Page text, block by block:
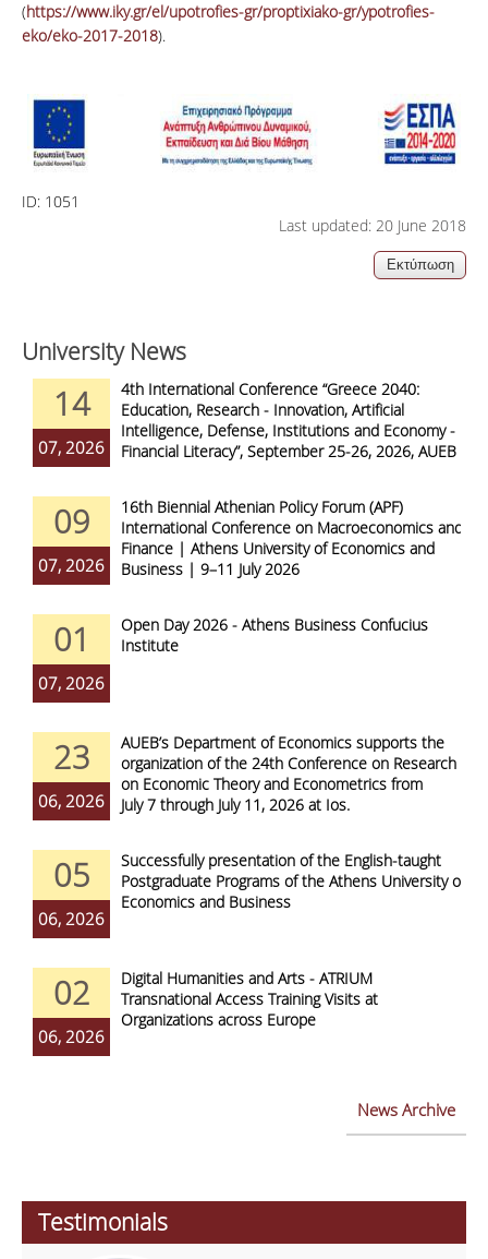
(https://www.iky.gr/el/upotrofies-gr/proptixiako-gr/ypotrofies-
eko/eko-2017-2018).
ID: 1051
Last updated: 20 June 2018
University News
14
07, 2026
4th International Conference “Greece 2040:
Education, Research - Innovation, Artificial
Intelligence, Defense, Institutions and Economy -
Financial Literacy”, September 25-26, 2026, AUEB
09
07, 2026
16th Biennial Athenian Policy Forum (APF)
International Conference on Macroeconomics and
Finance | Athens University of Economics and
Business | 9–11 July 2026
01
07, 2026
Open Day 2026 - Athens Business Confucius
Institute
23
06, 2026
AUEB’s Department of Economics supports the
organization of the 24th Conference on Research
on Economic Theory and Econometrics from
July 7 through July 11, 2026 at Ios.
05
06, 2026
Successfully presentation of the English-taught
Postgraduate Programs of the Athens University of
Economics and Business
02
06, 2026
Digital Humanities and Arts - ATRIUM
Transnational Access Training Visits at
Organizations across Europe
News Archive
Testimonials